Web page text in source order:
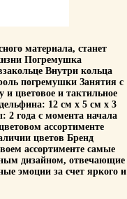
материала, станет
Погремушка
Внутри кольца
погремушки Занятия с
цветовое и тактильное
12 см x 5 см x 3
2 года с момента начала
ассортименте
цветов Бренд
ассортименте самые
дизайном, отвечающие
эмоции за счет яркого и